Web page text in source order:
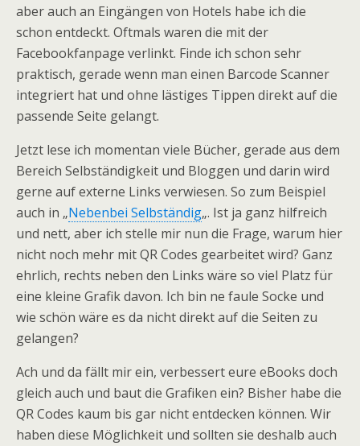
aber auch an Eingängen von Hotels habe ich die
schon entdeckt. Oftmals waren die mit der
Facebookfanpage verlinkt. Finde ich schon sehr
praktisch, gerade wenn man einen Barcode Scanner
integriert hat und ohne lästiges Tippen direkt auf die
passende Seite gelangt.
Jetzt lese ich momentan viele Bücher, gerade aus dem
Bereich Selbständigkeit und Bloggen und darin wird
gerne auf externe Links verwiesen. So zum Beispiel
auch in „Nebenbei Selbständig„. Ist ja ganz hilfreich
und nett, aber ich stelle mir nun die Frage, warum hier
nicht noch mehr mit QR Codes gearbeitet wird? Ganz
ehrlich, rechts neben den Links wäre so viel Platz für
eine kleine Grafik davon. Ich bin ne faule Socke und
wie schön wäre es da nicht direkt auf die Seiten zu
gelangen?
Ach und da fällt mir ein, verbessert eure eBooks doch
gleich auch und baut die Grafiken ein? Bisher habe die
QR Codes kaum bis gar nicht entdecken können. Wir
haben diese Möglichkeit und sollten sie deshalb auch